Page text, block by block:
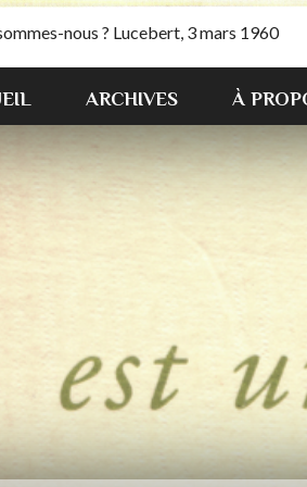
nous ? Lucebert, 3 mars 1960
ARCHIVES À